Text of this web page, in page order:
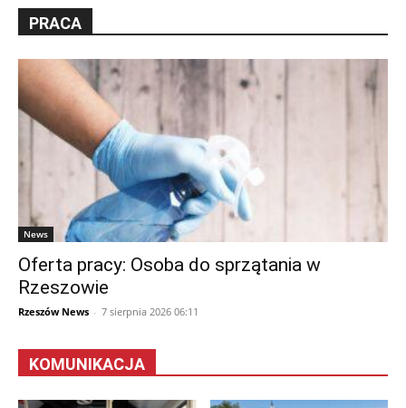
PRACA
News
Oferta pracy: Osoba do sprzątania w
Rzeszowie
Rzeszów News - 7 sierpnia 2026 06:11
KOMUNIKACJA